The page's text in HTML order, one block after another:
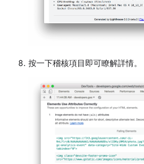
按一下稽核項目即可瞭解詳情。